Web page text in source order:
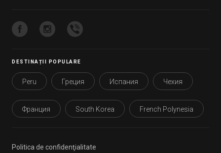
DESTINAȚII POPULARE
Peru Греция Испания Чехия
Франция South Korea French Polynesia
Politica de confidenţialitate